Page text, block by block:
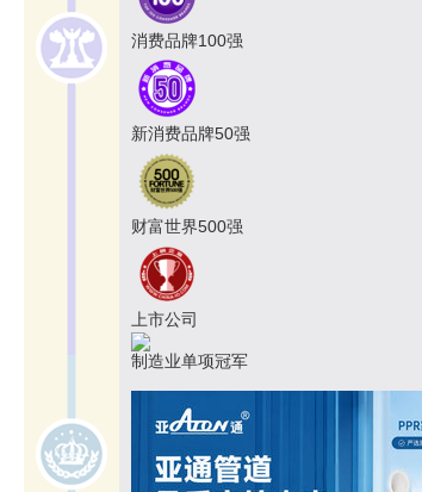
消费品牌100强
新消费品牌50强
财富世界500强
上市公司
制造业单项冠军